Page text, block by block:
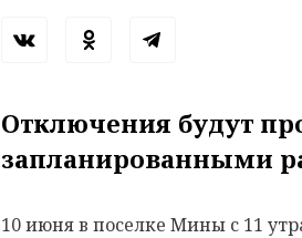
Отключения будут
запланированными
10 июня в поселке Мины с 11